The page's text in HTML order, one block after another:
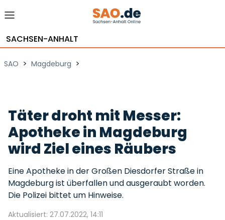
SACHSEN-ANHALT
SAO > Magdeburg >
Täter droht mit Messer:
Apotheke in Magdeburg
wird Ziel eines Räubers
Eine Apotheke in der Großen Diesdorfer Straße in
Magdeburg ist überfallen und ausgeraubt worden.
Die Polizei bittet um Hinweise.
Aktualisiert: 27.07.2022, 14:11